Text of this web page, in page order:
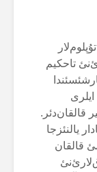
تاحکیم
قالقان‌دئر.
یالنئزجا
قالقان